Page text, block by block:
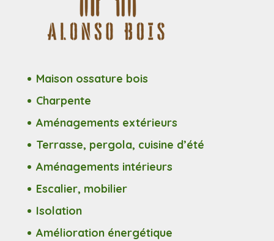
Maison ossature bois
Charpente
Aménagements extérieurs
Terrasse, pergola, cuisine d’été
Aménagements intérieurs
Escalier, mobilier
Isolation
Amélioration énergétique